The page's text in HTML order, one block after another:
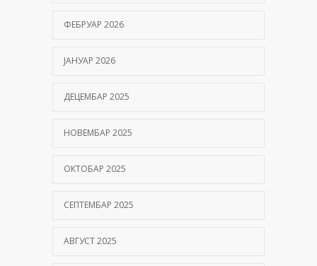
ФЕБРУАР 2026
ЈАНУАР 2026
ДЕЦЕМБАР 2025
НОВЕМБАР 2025
ОКТОБАР 2025
СЕПТЕМБАР 2025
АВГУСТ 2025